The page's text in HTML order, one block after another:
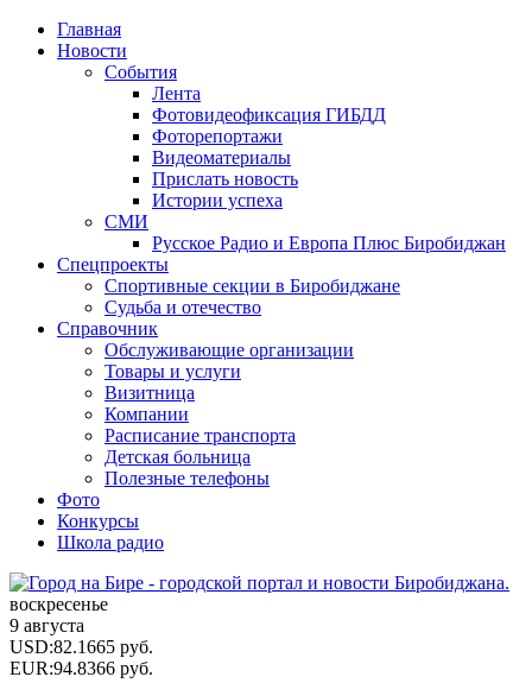
Главная
Новости
События
Лента
Фотовидеофиксация ГИБДД
Фоторепортажи
Видеоматериалы
Прислать новость
Истории успеха
СМИ
Русское Радио и Европа Плюс Биробиджан
Спецпроекты
Спортивные секции в Биробиджане
Судьба и отечество
Справочник
Обслуживающие организации
Товары и услуги
Визитница
Компании
Расписание транспорта
Детская больница
Полезные телефоны
Фото
Конкурсы
Школа радио
воскресенье
9 августа
USD:82.1665 руб.
EUR:94.8366 руб.